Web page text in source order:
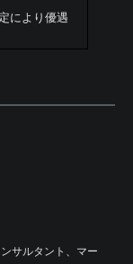
により優遇
サルタント、マー